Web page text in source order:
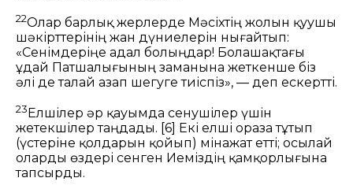
22Олар барлық жерлерде Мәсіхтің жолын қуушы
шәкірттерінің жан дүниелерін нығайтып:
«Сенімдеріңе адал болыңдар! Болашақтағы
Құдай Патшалығының заманына жеткенше біз
әлі де талай азап шегуге тиіспіз», — деп ескертті.
23 Елшілер әр қауымда сенушілер үшін
жетекшілер таңдады. [6]
Екі елші ораза тұтып
(үстеріне қолдарын қойып) мінажат етті; осылай
оларды өздері сенген Иеміздің қамқорлығына
тапсырды.